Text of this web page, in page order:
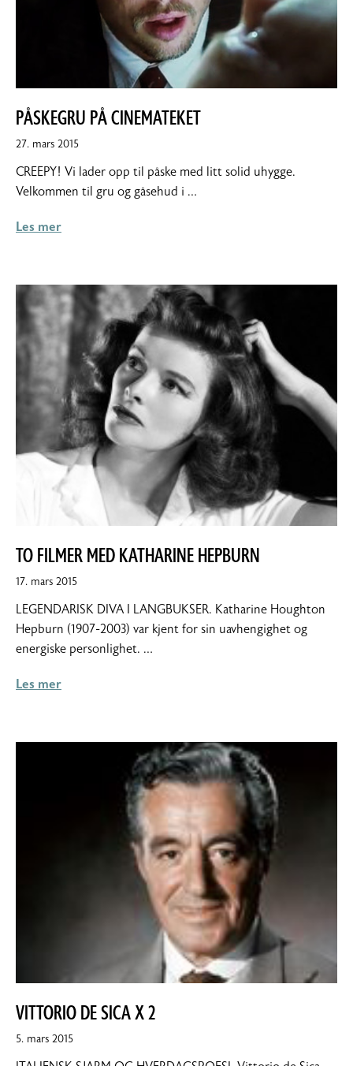
PÅSKEGRU PÅ CINEMATEKET
27. mars 20158.
2015
CREEPY! Vi lader opp til påske med litt solid uhygge.
Velkommen til gru og gåsehud i …
Les mer
TO FILMER MED KATHARINE HEPBURN
17. mars 201517.
2015
LEGENDARISK DIVA I LANGBUKSER. Katharine Houghton
Hepburn (1907-2003) var kjent for sin uavhengighet og
energiske personlighet. …
Les mer
VITTORIO DE SICA X 2
5. mars 20158.